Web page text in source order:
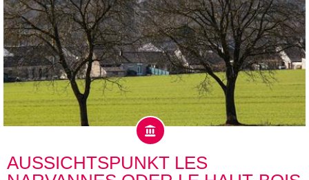
AUSSICHTSPUNKT LES